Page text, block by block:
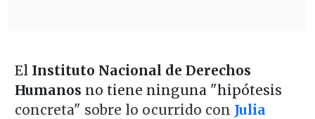
El Instituto Nacional de Derechos
Humanos no tiene ninguna "hipótesis
concreta" sobre lo ocurrido con Julia